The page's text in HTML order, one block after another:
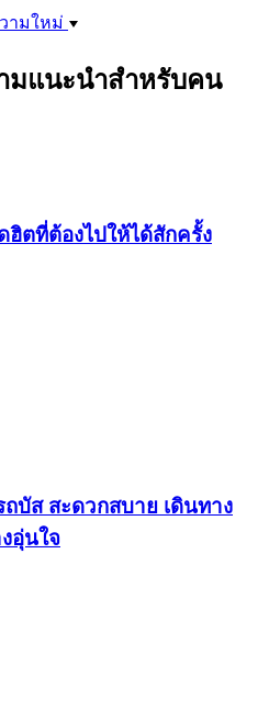
ามใหม่
มแนะนำสำหรับคน
ฮิตที่ต้องไปให้ได้สักครั้ง
บัส สะดวกสบาย เดินทาง
อุ่นใจ